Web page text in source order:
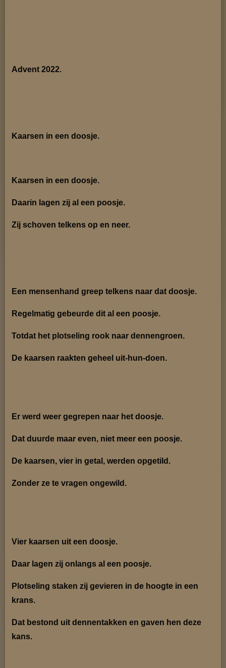
Advent 2022.
Kaarsen in een doosje.
Kaarsen in een doosje.
Daarin lagen zij al een poosje.
Zij schoven telkens op en neer.
Een mensenhand greep telkens naar dat doosje.
Regelmatig gebeurde dit al een poosje.
Totdat het plotseling rook naar dennengroen.
De kaarsen raakten geheel uit-hun-doen.
Er werd weer gegrepen naar het doosje.
Dat duurde maar even, niet meer een poosje.
De kaarsen, vier in getal, werden opgetild.
Zonder ze te vragen ongewild.
Vier kaarsen uit een doosje.
Daar lagen zij onlangs al een poosje.
Plotseling staken zij gevieren in de hoogte in een
krans.
Dat bestond uit dennentakken en gaven hen deze
kans.